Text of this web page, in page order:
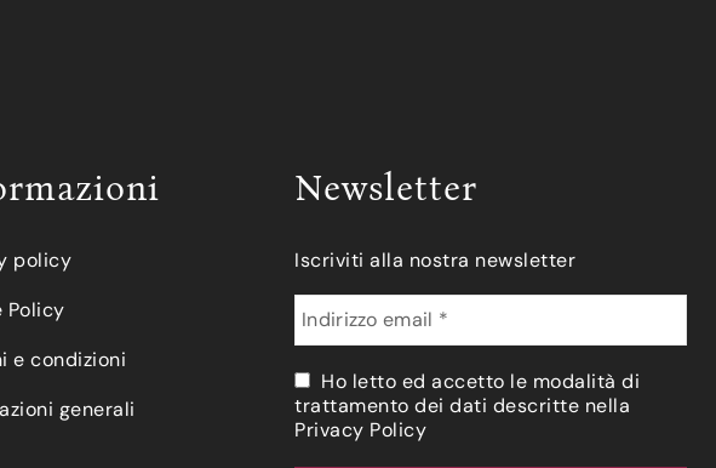
policy
Policy
e condizioni
generali
Newsletter
Iscriviti alla nostra newsletter
Ho letto ed accetto le modalità di
trattamento dei dati descritte nella
Privacy Policy